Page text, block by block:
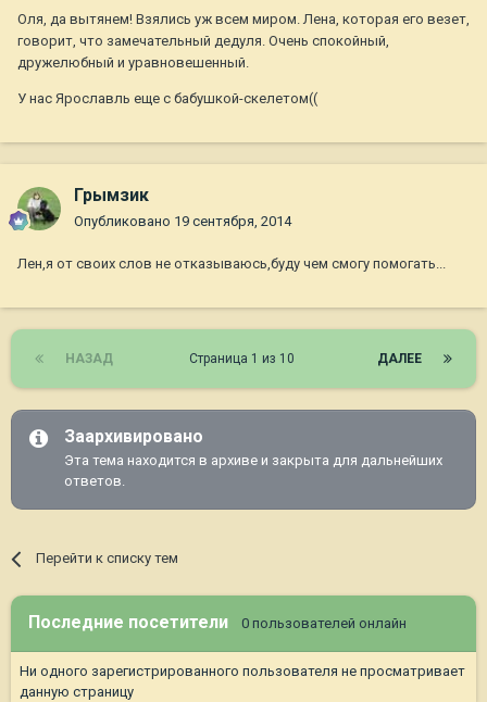
Оля, да вытянем! Взялись уж всем миром. Лена, которая его везет,
говорит, что замечательный дедуля. Очень спокойный,
дружелюбный и уравновешенный.
У нас Ярославль еще с бабушкой-скелетом((
Грымзик
Опубликовано 19 сентября, 2014
Лен,я от своих слов не отказываюсь,буду чем смогу помогать...
НАЗАД ДАЛЕЕ
Страница 1 из 10
Заархивировано
Эта тема находится в архиве и закрыта для дальнейших
ответов.
Перейти к списку тем
Последние посетители 0 пользователей онлайн
Ни одного зарегистрированного пользователя не просматривает
данную страницу